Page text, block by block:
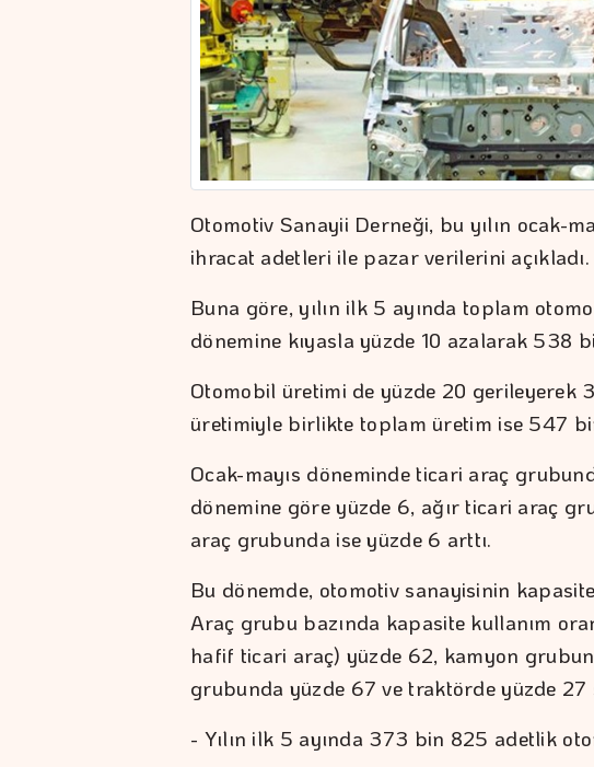
Otomotiv Sanayii Derneği, bu yılın ocak-
ihracat adetleri ile pazar verilerini açıkladı.
Buna göre, yılın ilk 5 ayında toplam
dönemine kıyasla yüzde 10 azalarak 538
Otomobil üretimi de yüzde 20 gerileyerek
üretimiyle birlikte toplam üretim ise 547
Ocak-mayıs döneminde ticari araç
dönemine göre yüzde 6, ağır ticari araç
araç grubunda ise yüzde 6 arttı.
Bu dönemde, otomotiv sanayisinin
Araç grubu bazında kapasite kullanım
hafif ticari araç) yüzde 62, kamyon
grubunda yüzde 67 ve traktörde yüzde 27
- Yılın ilk 5 ayında 373 bin 825 adetlik